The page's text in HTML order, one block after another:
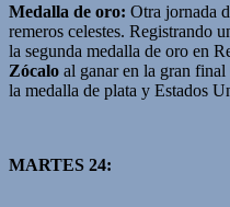
Medalla de oro: Otra jornada
remeros celestes. Registrando
la segunda medalla de oro en
Zócalo al ganar en la gran
la medalla de plata y Estados
MARTES 24: